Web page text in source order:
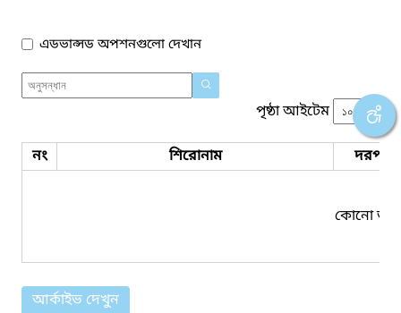
এডভান্সড অপশনগুলো দেখান
পৃষ্ঠা আইটেম
নং শিরোনাম দরপত্র
কোনো তথ্য
আর্কাইভ দেখুন